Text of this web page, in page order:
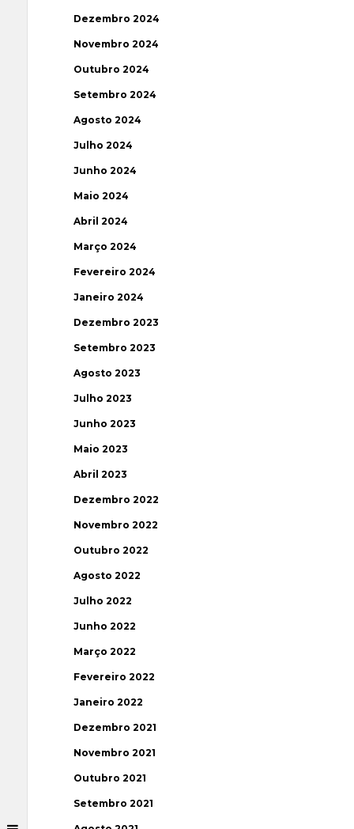
Dezembro 2024
Novembro 2024
Outubro 2024
Setembro 2024
Agosto 2024
Julho 2024
Junho 2024
Maio 2024
Abril 2024
Março 2024
Fevereiro 2024
Janeiro 2024
Dezembro 2023
Setembro 2023
Agosto 2023
Julho 2023
Junho 2023
Maio 2023
Abril 2023
Dezembro 2022
Novembro 2022
Outubro 2022
Agosto 2022
Julho 2022
Junho 2022
Março 2022
Fevereiro 2022
Janeiro 2022
Dezembro 2021
Novembro 2021
Outubro 2021
Setembro 2021